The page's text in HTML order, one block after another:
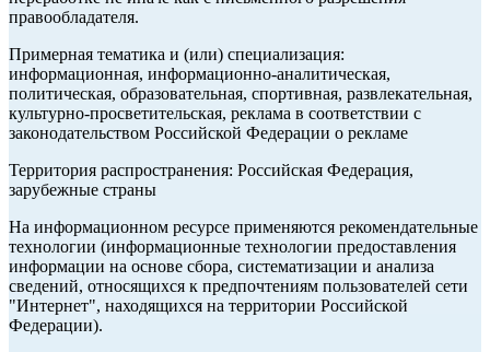
правообладателя.
Примерная тематика и (или) специализация:
информационная, информационно-аналитическая,
политическая, образовательная, спортивная, развлекательная,
культурно-просветительская, реклама в соответствии с
законодательством Российской Федерации о рекламе
Территория распространения: Российская Федерация,
зарубежные страны
На информационном ресурсе применяются рекомендательные
технологии (информационные технологии предоставления
информации на основе сбора, систематизации и анализа
сведений, относящихся к предпочтениям пользователей сети
"Интернет", находящихся на территории Российской
Федерации).